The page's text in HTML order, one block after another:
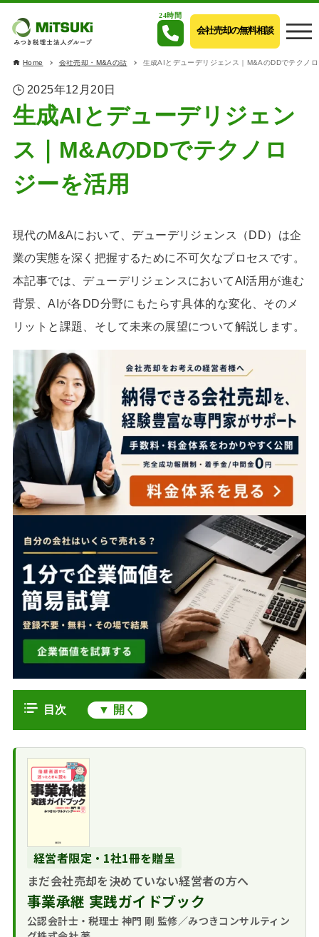
24時間
会社売却の無料相談
Home 会社売却・M&Aの話 生成AIとデューデリジェンス｜M&AのDDでテクノ
2025年12月20日
生成AIとデューデリジェン
ス｜M&AのDDでテクノロ
ジーを活用
現代のM&Aにおいて、デューデリジェンス（DD）は企
業の実態を深く把握するために不可欠なプロセスです。
本記事では、デューデリジェンスにおいてAI活用が進む
背景、AIが各DD分野にもたらす具体的な変化、そのメ
リットと課題、そして未来の展望について解説します。
目次
の動向と背景
AIによる各分野へのデューデリジェ
ンス支援
援
AIによる財務データ
分析支援
自然言語処理
（NLP）技術を活用し
今後のデューデリジェンスとAIの展
望
デューデリジェン
ス業務の変革
求められるスキル
よくある質問｜生成AIのデューデリ
ジェンスへの活用（FAQ）
デューデリジェンスでの生成AI活用
経営者限定・1社1冊を贈呈
まだ会社売却を決めていない経営者の方へ
事業承継 実践ガイドブック
公認会計士・税理士 神門 剛 監修／みつきコンサルティン